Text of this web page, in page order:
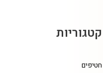
קטגוריות
חטיפים